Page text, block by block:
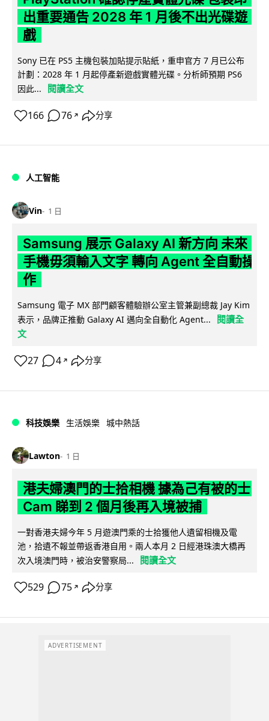
出重要通告 2028 年 1 月後不出光碟遊
戲
Sony 已在 PS5 主機包裝加貼提示貼紙，重申官方 7 月已公布
計劃：2028 年 1 月起停產新遊戲實體光碟。分析師預期 PS6
因此...
閱讀全文
166 76 ↗ 分享
人工智能
Vin 1 日
Samsung 展示 Galaxy AI 新方向 未來
手機毋須輸入文字 轉向 Agent 全自動操
作
Samsung 電子 MX 部門顧客體驗辦公室主管兼副總裁 Jay Kim
表示，品牌正推動 Galaxy AI 邁向全自動化 Agent...
閱讀全
文
27 4 ↗ 分享
科技娛樂 生活娛樂 城中熱話
Lawton 1 日
港夫婦澳門的士拾相機 據為己有被的士
Cam 睇到 2 個月後再入境被捕
一對香港夫婦今年 5 月遊澳門乘的士拾獲他人遺留相機及電
池，拾遺不報並帶返香港自用。兩人本月 2 日經港珠澳大橋再
次入境澳門時，被治安警察局...
閱讀全文
529 75 ↗ 分享
ADVERTISEMENT